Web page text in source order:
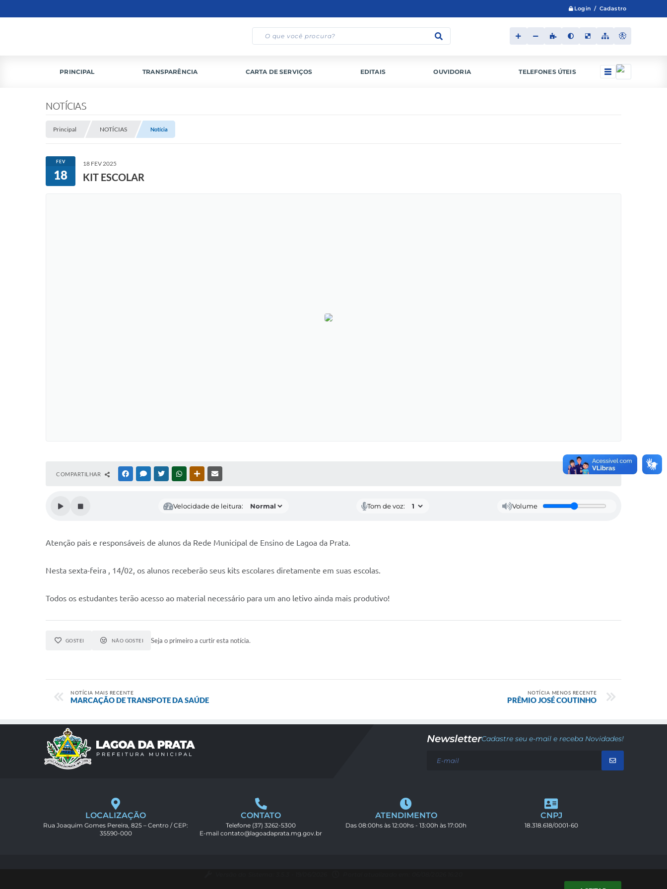
Login / Cadastro
PRINCIPAL TRANSPARÊNCIA CARTA DE SERVIÇOS EDITAIS OUVIDORIA TELEFONES ÚTEIS
NOTÍCIAS
Principal NOTÍCIAS Notícia
FEV
18
18 FEV 2025
KIT ESCOLAR
COMPARTILHAR FACEBOOKMESSENGER
TWITTERWHATSAPPOUTRAS MÍDIAS
Velocidade de leitura: Tom de voz: Volume
Atenção pais e responsáveis de alunos da Rede Municipal de Ensino de Lagoa da Prata.
Nesta sexta-feira , 14/02, os alunos receberão seus kits escolares diretamente em suas escolas.
Todos os estudantes terão acesso ao material necessário para um ano letivo ainda mais produtivo!
GOSTEI NÃO GOSTEI Seja o primeiro a curtir esta notícia.
NOTÍCIA MAIS RECENTE
MARCAÇÃO DE TRANSPOTE DA SAÚDE
NOTÍCIA MENOS RECENTE
PRÊMIO JOSÉ COUTINHO
NewsletterCadastre seu e-mail e receba Novidades!
LOCALIZAÇÃO
Rua Joaquim Gomes Pereira, 825 – Centro / CEP:
35590-000
CONTATO
Telefone (37) 3262-5300
E-mailcontato@lagoadaprata.mg.gov.br
ATENDIMENTO
Das 08:00hs às 12:00hs - 13:00h às 17:00h
CNPJ
18.318.618/0001-60